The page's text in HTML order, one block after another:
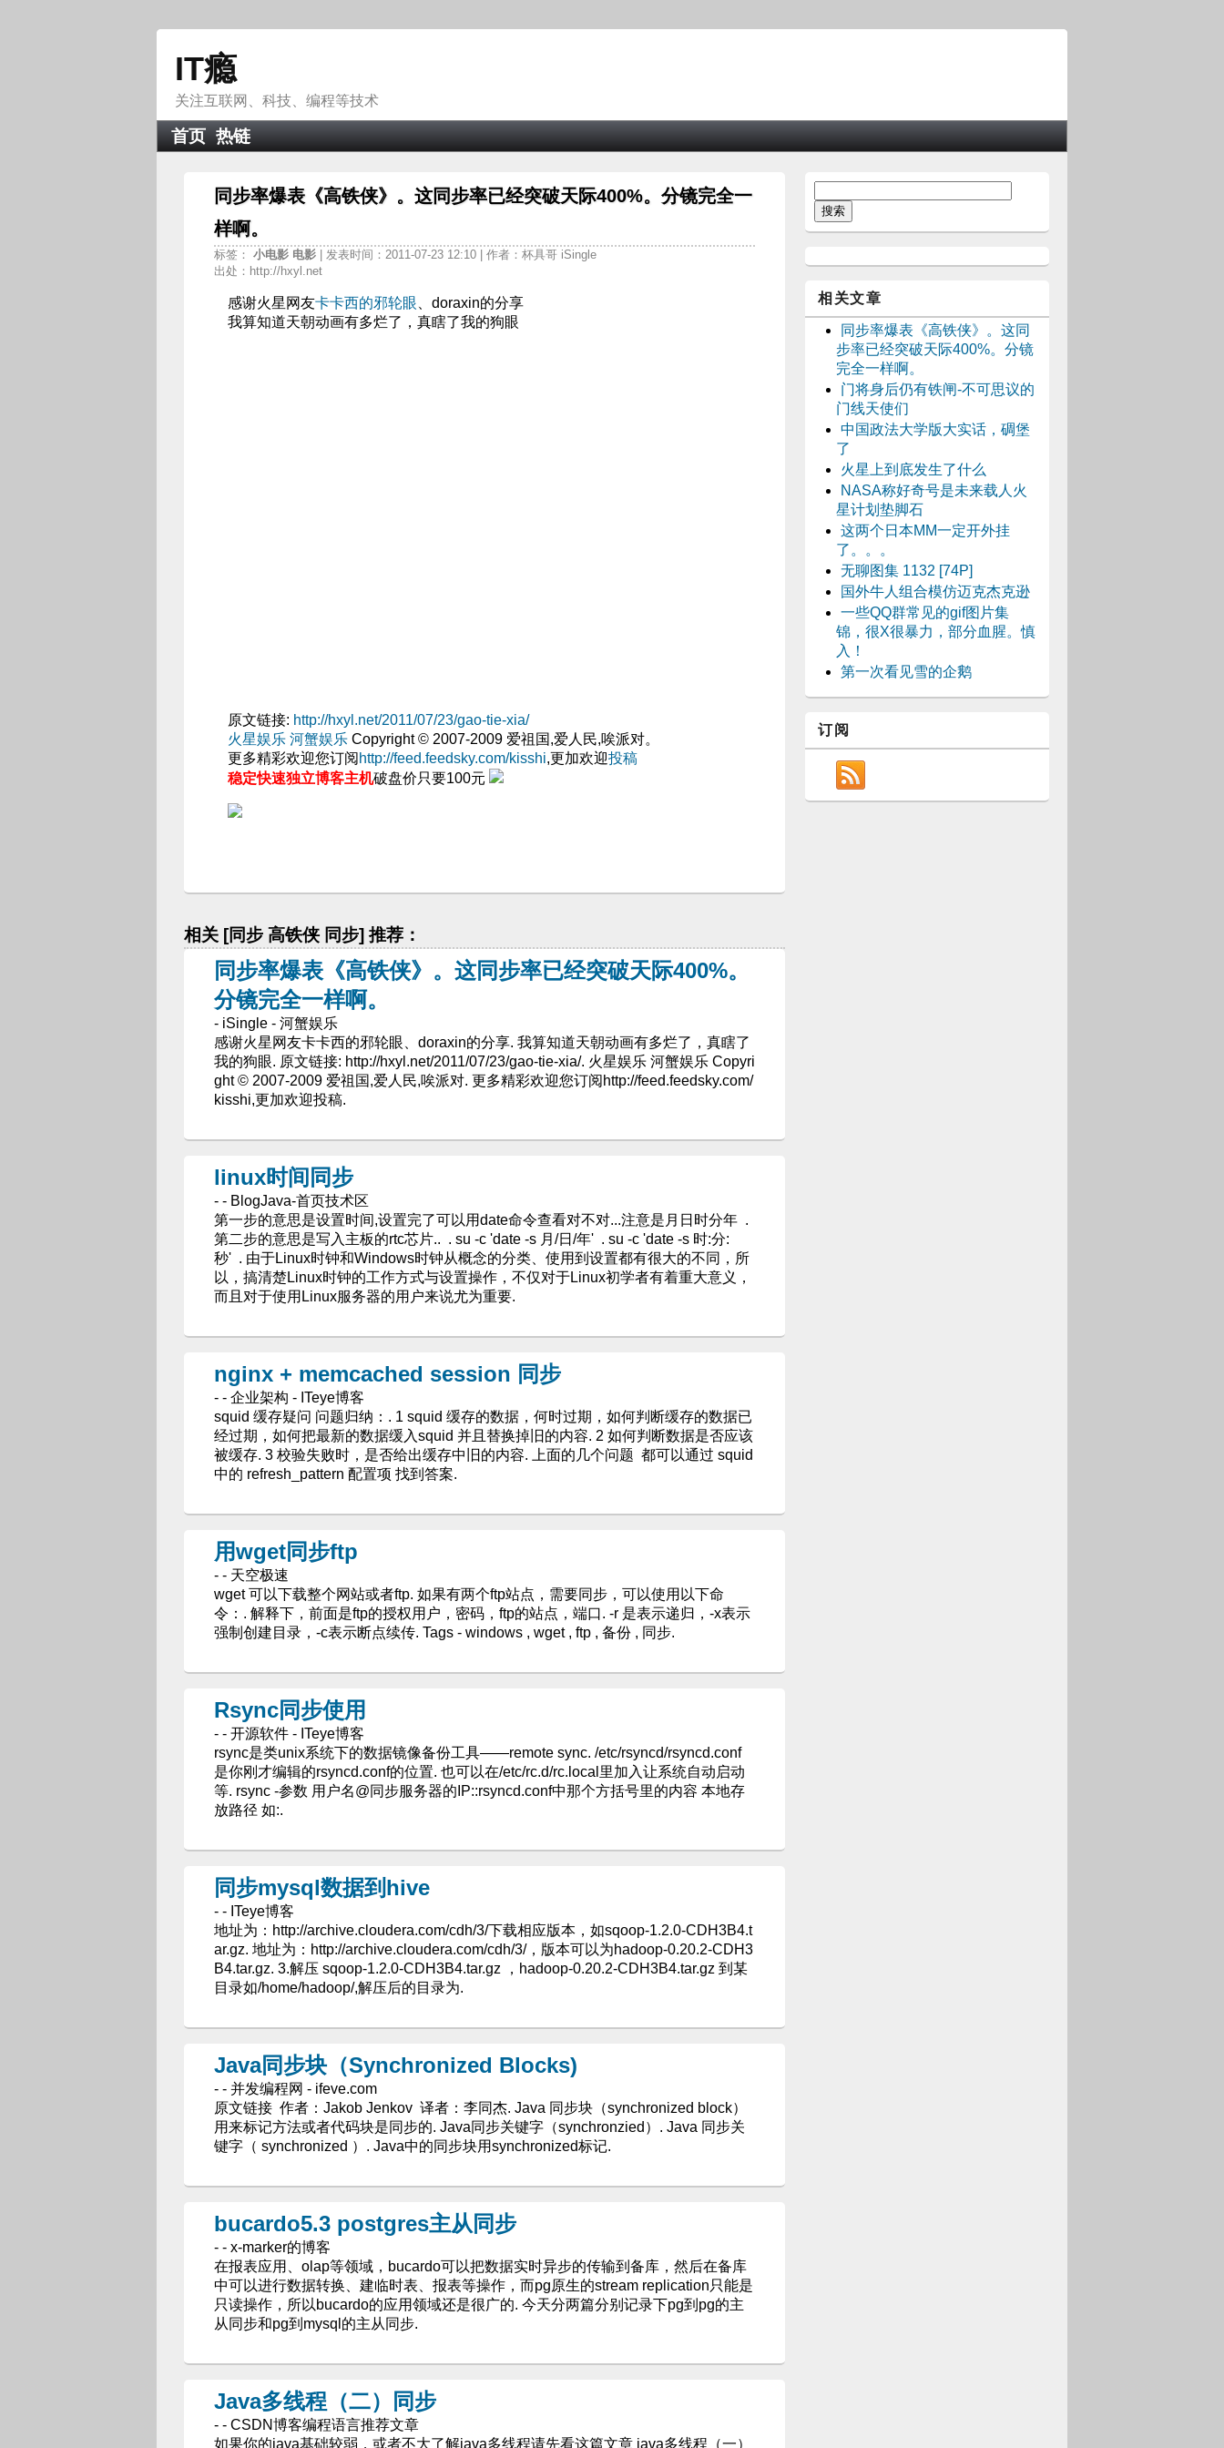
IT瘾
关注互联网、科技、编程等技术
首页 热链
同步率爆表《高铁侠》。这同步率已经突破天际400%。分镜完全一
样啊。
标签： 小电影 电影
| 发表时间：2011-07-23 12:10 | 作者：杯具哥 iSingle
出处：http://hxyl.net
感谢火星网友卡卡西的邪轮眼 、doraxin的分享
我算知道天朝动画有多烂了，真瞎了我的狗眼
原文链接: http://hxyl.net/2011/07/23/gao-tie-xia/
火星娱乐 河蟹娱乐 Copyright © 2007-2009 爱祖国,爱人民,唉派对。
更多精彩欢迎您订阅 http://feed.feedsky.com/kisshi,更加欢迎投稿
稳定快速独立博客主机破盘价只要100元
相关 [同步 高铁侠 同步] 推荐：
同步率爆表《高铁侠》。这同步率已经突破天际400%。
分镜完全一样啊。
- iSingle - 河蟹娱乐
感谢火星网友卡卡西的邪轮眼、doraxin的分享. 我算知道天朝动画有多烂了，真瞎了
我的狗眼. 原文链接: http://hxyl.net/2011/07/23/gao-tie-xia/. 火星娱乐 河蟹娱乐 Copyri
ght © 2007-2009 爱祖国,爱人民,唉派对. 更多精彩欢迎您订阅http://feed.feedsky.com/
kisshi,更加欢迎投稿.
linux时间同步
- - BlogJava-首页技术区
第一步的意思是设置时间,设置完了可以用date命令查看对不对...注意是月日时分年 .
第二步的意思是写入主板的rtc芯片.. . su -c 'date -s 月/日/年' . su -c 'date -s 时:分:
秒' . 由于Linux时钟和Windows时钟从概念的分类、使用到设置都有很大的不同，所
以，搞清楚Linux时钟的工作方式与设置操作，不仅对于Linux初学者有着重大意义，
而且对于使用Linux服务器的用户来说尤为重要.
nginx + memcached session 同步
- - 企业架构 - ITeye博客
squid 缓存疑问 问题归纳：. 1 squid 缓存的数据，何时过期，如何判断缓存的数据已
经过期，如何把最新的数据缓入squid 并且替换掉旧的内容. 2 如何判断数据是否应该
被缓存. 3 校验失败时，是否给出缓存中旧的内容. 上面的几个问题 都可以通过 squid
中的 refresh_pattern 配置项 找到答案.
用wget同步ftp
- - 天空极速
wget 可以下载整个网站或者ftp. 如果有两个ftp站点，需要同步，可以使用以下命
令：. 解释下，前面是ftp的授权用户，密码，ftp的站点，端口. -r 是表示递归，-x表示
强制创建目录，-c表示断点续传. Tags - windows , wget , ftp , 备份 , 同步.
Rsync同步使用
- - 开源软件 - ITeye博客
rsync是类unix系统下的数据镜像备份工具——remote sync. /etc/rsyncd/rsyncd.conf
是你刚才编辑的rsyncd.conf的位置. 也可以在/etc/rc.d/rc.local里加入让系统自动启动
等. rsync -参数 用户名@同步服务器的IP::rsyncd.conf中那个方括号里的内容 本地存
放路径 如:.
同步mysql数据到hive
- - ITeye博客
地址为：http://archive.cloudera.com/cdh/3/下载相应版本，如sqoop-1.2.0-CDH3B4.t
ar.gz. 地址为：http://archive.cloudera.com/cdh/3/，版本可以为hadoop-0.20.2-CDH3
B4.tar.gz. 3.解压 sqoop-1.2.0-CDH3B4.tar.gz ，hadoop-0.20.2-CDH3B4.tar.gz 到某
目录如/home/hadoop/,解压后的目录为.
Java同步块（Synchronized Blocks)
- - 并发编程网 - ifeve.com
原文链接 作者：Jakob Jenkov 译者：李同杰. Java 同步块（synchronized block）
用来标记方法或者代码块是同步的. Java同步关键字（synchronzied）. Java 同步关
键字（ synchronized ）. Java中的同步块用synchronized标记.
bucardo5.3 postgres主从同步
- - x-marker的博客
在报表应用、olap等领域，bucardo可以把数据实时异步的传输到备库，然后在备库
中可以进行数据转换、建临时表、报表等操作，而pg原生的stream replication只能是
只读操作，所以bucardo的应用领域还是很广的. 今天分两篇分别记录下pg到pg的主
从同步和pg到mysql的主从同步.
Java多线程（二）同步
- - CSDN博客编程语言推荐文章
如果你的java基础较弱，或者不大了解java多线程请先看这篇文章 java多线程（一）
相关文章
同步率爆表《高铁侠》。这同
步率已经突破天际400%。分镜
完全一样啊。
门将身后仍有铁闸-不可思议的
门线天使们
中国政法大学版大实话，碉堡
了
火星上到底发生了什么
NASA称好奇号是未来载人火
星计划垫脚石
这两个日本MM一定开外挂
了。。。
无聊图集 1132 [74P]
国外牛人组合模仿迈克杰克逊
一些QQ群常见的gif图片集
锦，很X很暴力，部分血腥。慎
入！
第一次看见雪的企鹅
订阅